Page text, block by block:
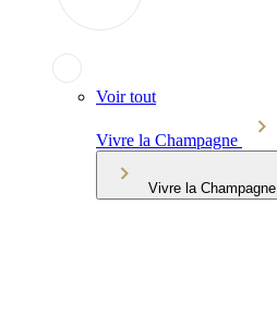
Voir tout
Vivre la Champagne
Vivre la Champagne